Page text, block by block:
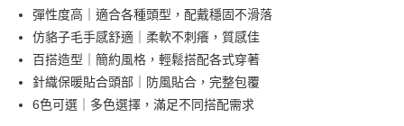
悠遊付
AFTEE先享後付
相關說明
【關於「AFTEE先享後付」】
AFTEE先享後付是「在收到商品之後才付款」的支付方式。 讓您購物簡單
ATM付款
彈性度高｜適合各種頭型，配戴穩固不滑落
仿貉子毛手感舒適｜柔軟不刺癢，質感佳
百搭造型｜簡約風格，輕鬆搭配各式穿著
針織保暖貼合頭部｜防風貼合，完整包覆
6色可選｜多色選擇，滿足不同搭配需求